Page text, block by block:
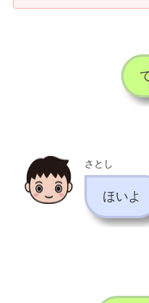
さとし
ほいよ